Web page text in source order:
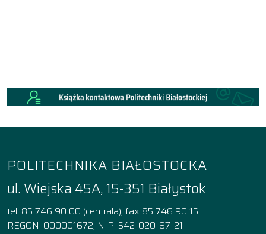
POLITECHNIKA BIAŁOSTOCKA
ul. Wiejska 45A, 15-351 Białystok
tel. 85 746 90 00 (centrala), fax 85 746 90 15
REGON: 000001672, NIP: 542-020-87-21